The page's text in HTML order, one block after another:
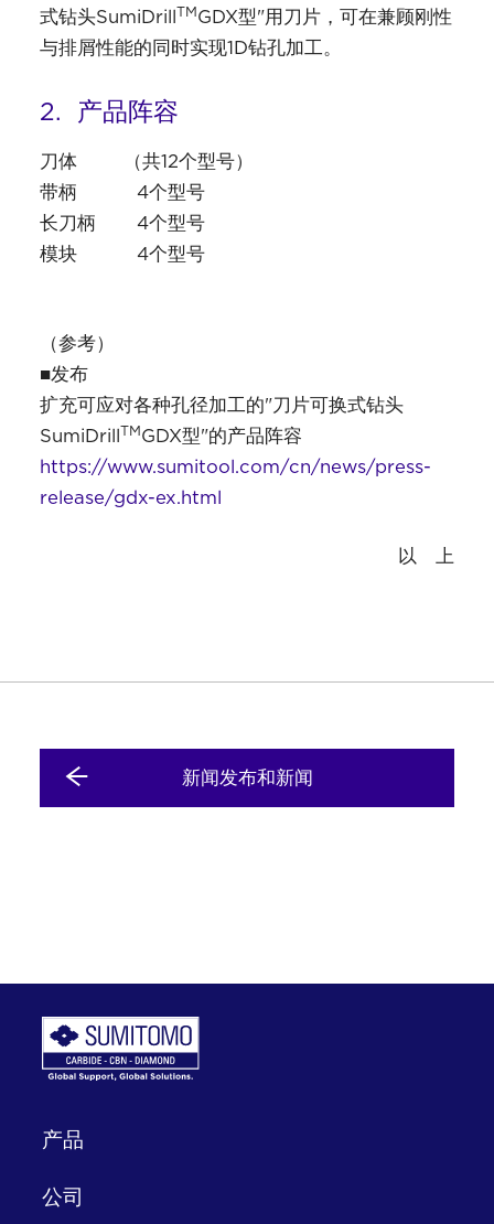
式钻头SumiDrillTMGDX型"用刀片，可在兼顾刚性
与排屑性能的同时实现1D钻孔加工。
2. 产品阵容
刀体 （共12个型号）
带柄 4个型号
长刀柄 4个型号
模块 4个型号
（参考）
■发布
扩充可应对各种孔径加工的"刀片可换式钻头
SumiDrillTMGDX型"的产品阵容
https://www.sumitool.com/cn/news/press-
release/gdx-ex.html
以 上
新闻发布和新闻
产品
公司